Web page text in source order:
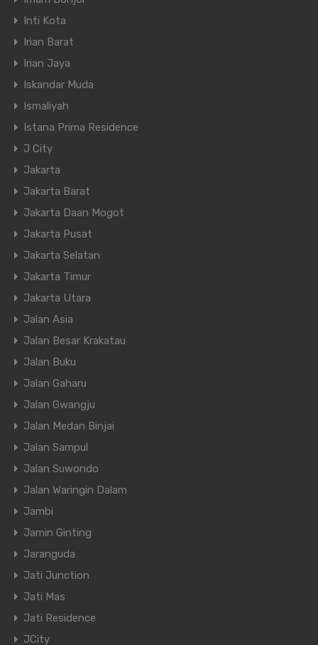
Inti Kota
Irian Barat
Irian Jaya
Iskandar Muda
Ismaliyah
Istana Prima Residence
J City
Jakarta
Jakarta Barat
Jakarta Daan Mogot
Jakarta Pusat
Jakarta Selatan
Jakarta Timur
Jakarta Utara
Jalan Asia
Jalan Besar Krakatau
Jalan Buku
Jalan Gaharu
Jalan Gwangju
Jalan Medan Binjai
Jalan Sampul
Jalan Suwondo
Jalan Waringin Dalam
Jambi
Jamin Ginting
Jaranguda
Jati Junction
Jati Mas
Jati Residence
JCity